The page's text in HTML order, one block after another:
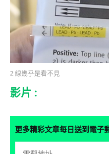
2 線幾乎是看不見
影片 :
更多精彩文章每日送到電子